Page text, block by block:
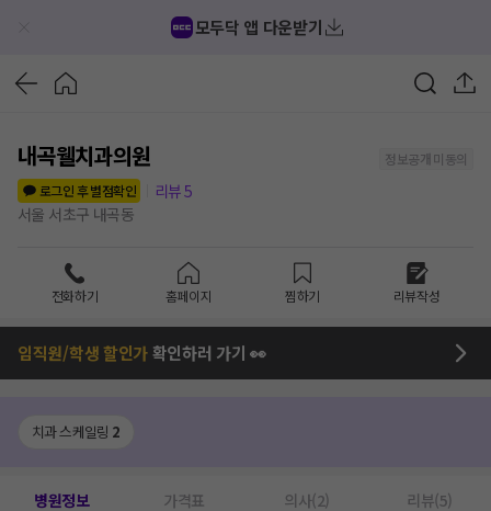
모두닥 앱 다운받기
내곡웰치과의원
정보공개 미동의
로그인 후 별점확인
리뷰5
서울 서초구 내곡동
전화하기 홈페이지 찜하기 리뷰작성
임직원/학생 할인가확인하러 가기 👀
치과 스케일링 2
병원정보 가격표 의사(2) 리뷰(5)